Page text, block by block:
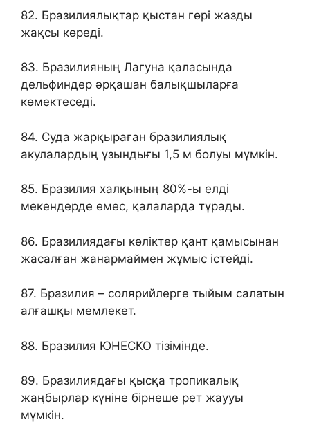
82. Бразилиялықтар қыстан гөрі жазды
жақсы көреді.
83. Бразилияның Лагуна қаласында
дельфиндер әрқашан балықшыларға
көмектеседі.
84. Суда жарқыраған бразилиялық
акулалардың ұзындығы 1,5 м болуы мүмкін.
85. Бразилия халқының 80%-ы елді
мекендерде емес, қалаларда тұрады.
86. Бразилиядағы көліктер қант қамысынан
жасалған жанармаймен жұмыс істейді.
87. Бразилия – солярийлерге тыйым салатын
алғашқы мемлекет.
88. Бразилия ЮНЕСКО тізімінде.
89. Бразилиядағы қысқа тропикалық
жаңбырлар күніне бірнеше рет жаууы
мүмкін.